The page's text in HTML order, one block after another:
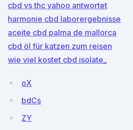
cbd vs thc yahoo antwortet
harmonie cbd laborergebnisse
aceite cbd palma de mallorca
cbd öl für katzen zum reisen
wie viel kostet cbd isolate_
oX
bdCs
ZY